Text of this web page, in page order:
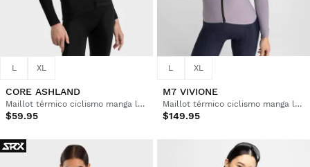
L XL
CORE ASHLAND
Maillot térmico ciclismo manga larga mujer
$59.95
L XL
M7 VIVIONE
Maillot térmico ciclismo manga larga mujer
$149.95